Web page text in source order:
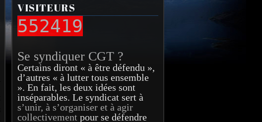
VISITEURS
552419
Se syndiquer CGT ?
Certains diront « à être défendu »,
d’autres « à lutter tous ensemble
». En fait, les deux idées sont
inséparables. Le syndicat sert à
s’unir, à s’organiser et à agir
collectivement pour se défendre